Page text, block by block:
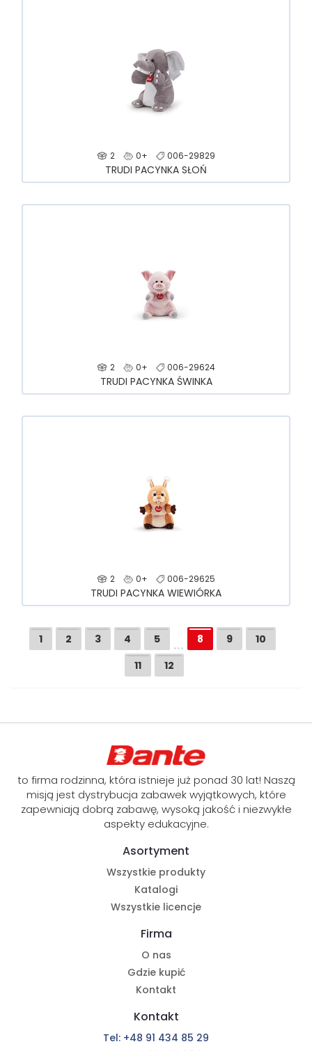
2 0+ 006-29829
TRUDI PACYNKA SŁOŃ
2 0+ 006-29624
TRUDI PACYNKA ŚWINKA
2 0+ 006-29625
TRUDI PACYNKA WIEWIÓRKA
1 2 3 4 5 … 8 9
10
11
12
to firma rodzinna, która istnieje już ponad 30 lat! Naszą
misją jest dystrybucja zabawek wyjątkowych, które
zapewniają dobrą zabawę, wysoką jakość i niezwykłe
aspekty edukacyjne.
Asortyment
Wszystkie produkty
Katalogi
Wszystkie licencje
Firma
O nas
Gdzie kupić
Kontakt
Kontakt
Tel: +48 91 434 85 29